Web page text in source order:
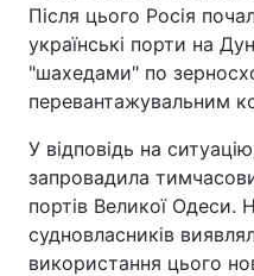
Після цього Росія
українські порти на
"шахедами" по
перевантажувальним
У відповідь на
запровадила
портів Великої Одеси.
судновласників
використання цього